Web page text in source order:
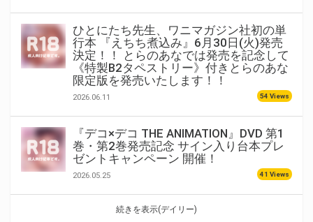
ひとにたち先生、ワニマガジン社初の単
行本 『えちち煮込み』6月30日(火)発売
決定！！ とらのあなでは発売を記念して
《特製B2タペストリー》付きとらのあな
限定版を発売いたします！！
2026.06.11 54 Views
『デコ×デコ THE ANIMATION』DVD 第1
巻・第2巻発売記念 サイン入り台本プレ
ゼントキャンペーン 開催！
2026.05.25 41 Views
続きを表示(デイリー)